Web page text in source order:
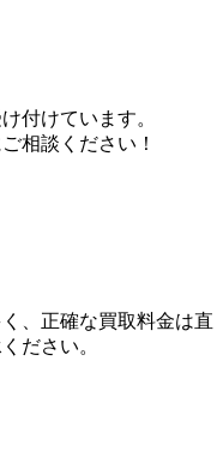
付けています。
相談ください！
、正確な買取料金は直
ださい。